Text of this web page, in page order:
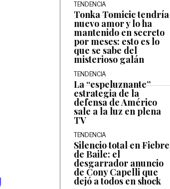
TENDENCIA
Tonka Tomicic tendría
nuevo amor y lo ha
mantenido en secreto
por meses: esto es lo
que se sabe del
misterioso galán
TENDENCIA
La “espeluznante”
estrategia de la
defensa de Américo
sale a la luz en plena
TV
TENDENCIA
Silencio total en Fiebre
de Baile: el
desgarrador anuncio
de Cony Capelli que
dejó a todos en shock